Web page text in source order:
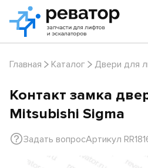
Главная Каталог Двери для
Контакт замка
Mitsubishi Sigma
Задать вопросАртикул